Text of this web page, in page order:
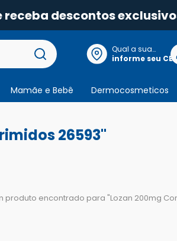
receba descontos
Qual a sua
localização?
informe seu CEP
Mamãe e Bebê Dermocosmeticos
26593"
produto encontrado para "Lozan 200mg